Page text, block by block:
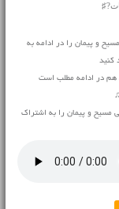
و پیمان را در ادامه به
هم در ادامه مطلب است
مسیح و پیمان را به اشتراک